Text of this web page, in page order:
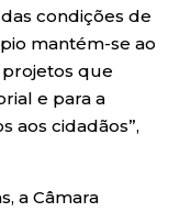
condições de
mantém-se ao
que
e para a
aos cidadãos”,
a Câmara